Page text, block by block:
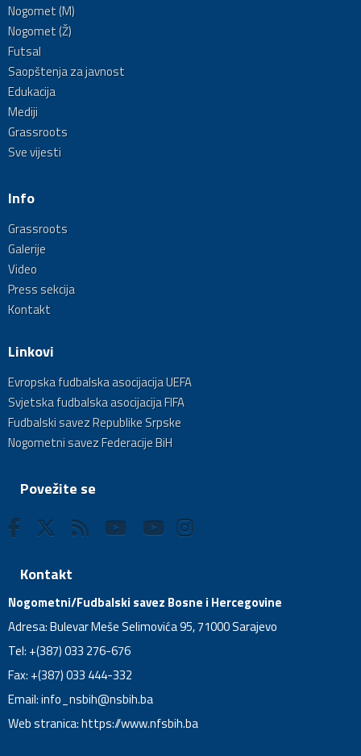
Nogomet (M)
Nogomet (Ž)
Futsal
Saopštenja za javnost
Edukacija
Mediji
Grassroots
Sve vijesti
Info
Grassroots
Galerije
Video
Press sekcija
Kontakt
Linkovi
Evropska fudbalska asocijacija UEFA
Svjetska fudbalska asocijacija FIFA
Fudbalski savez Republike Srpske
Nogometni savez Federacije BiH
Povežite se
Kontakt
Nogometni/Fudbalski savez Bosne i Hercegovine
Adresa: Bulevar Meše Selimovića 95, 71000 Sarajevo
Tel: +(387) 033 276-676
Fax: +(387) 033 444-332
Email:info_nsbih@nsbih.ba
Web stranica: https://www.nfsbih.ba